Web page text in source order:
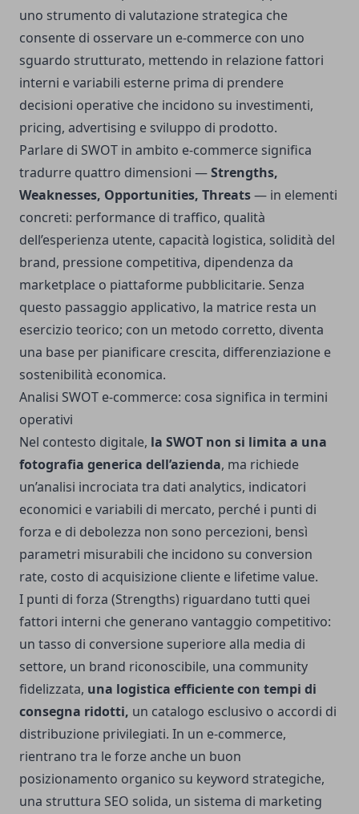
uno strumento di valutazione strategica che
consente di osservare un e-commerce con uno
sguardo strutturato, mettendo in relazione fattori
interni e variabili esterne prima di prendere
decisioni operative che incidono su investimenti,
pricing, advertising e sviluppo di prodotto.
Parlare di SWOT in ambito e-commerce significa
tradurre quattro dimensioni —Strengths,
Weaknesses, Opportunities, Threats— in elementi
concreti: performance di traffico, qualità
dell’esperienza utente, capacità logistica, solidità del
brand, pressione competitiva, dipendenza da
marketplace o piattaforme pubblicitarie. Senza
questo passaggio applicativo, la matrice resta un
esercizio teorico; con un metodo corretto, diventa
una base per pianificare crescita, differenziazione e
sostenibilità economica.
Analisi SWOT e-commerce: cosa significa in termini
operativi
Nel contesto digitale, la SWOT non si limita a una
fotografia generica dell’azienda, ma richiede
un’analisi incrociata tra dati analytics, indicatori
economici e variabili di mercato, perché i punti di
forza e di debolezza non sono percezioni, bensì
parametri misurabili che incidono su conversion
rate, costo di acquisizione cliente e lifetime value.
I punti di forza (Strengths) riguardano tutti quei
fattori interni che generano vantaggio competitivo:
un tasso di conversione superiore alla media di
settore, un brand riconoscibile, una community
fidelizzata, una logistica efficiente con tempi di
consegna ridotti, un catalogo esclusivo o accordi di
distribuzione privilegiati. In un e-commerce,
rientrano tra le forze anche un buon
posizionamento organico su keyword strategiche,
una struttura SEO solida, un sistema di marketing